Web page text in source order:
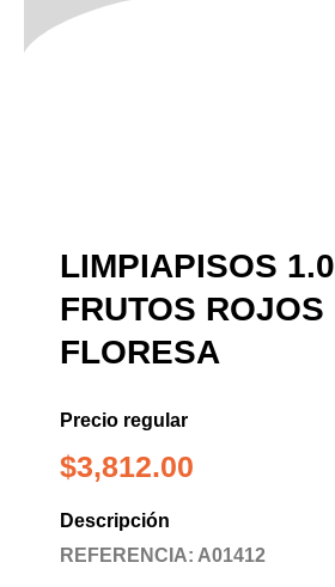
LIMPIAPISOS
FRUTOS ROJOS
FLORESA
Precio regular
$3,812.00
Descripción
REFERENCIA: A01412